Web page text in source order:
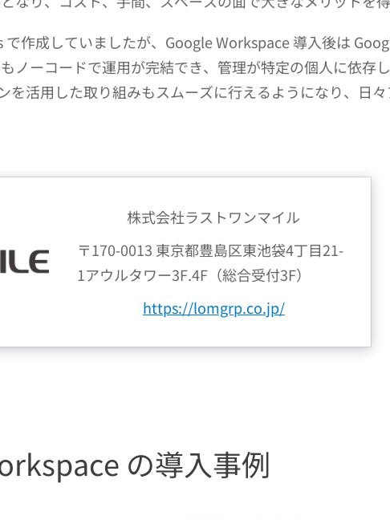
作成していましたが、Google Workspace 導入後は
ノーコードで運用が完結でき、管理が特定の個人に依存
活用した取り組みもスムーズに行えるようになり、日
株式会社ラストワンマイル
〒170-0013 東京都豊島区東池袋4丁目21-
1アウルタワー3F.4F（総合受付3F）
https://lomgrp.co.jp/
の導入事例